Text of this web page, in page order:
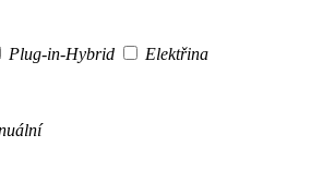
Plug-in-Hybrid
Elektřina